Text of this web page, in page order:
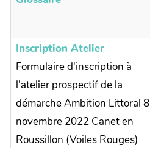
Inscription Atelier
Formulaire d'inscription à
l'atelier prospectif de la
démarche Ambition Littoral 8
novembre 2022 Canet en
Roussillon (Voiles Rouges)